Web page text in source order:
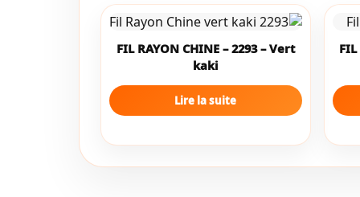
FIL
FIL RAYON CHINE – 2293 – Vert
kaki
Lire la suite